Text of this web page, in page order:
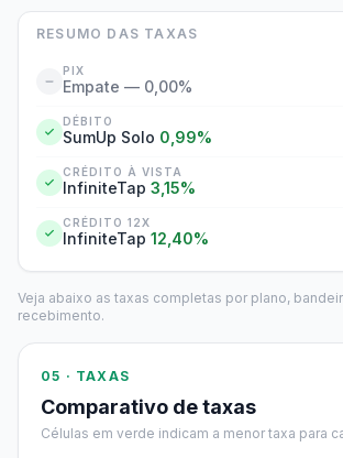
RESUMO DAS TAXAS
PIX
Empate — 0,00%
DÉBITO
SumUp Solo 0,99%
CRÉDITO À VISTA
InfiniteTap 3,15%
CRÉDITO 12X
InfiniteTap 12,40%
Veja abaixo as taxas completas por plano,
recebimento.
05 · TAXAS
Comparativo de taxas
Células em verde indicam a menor taxa para